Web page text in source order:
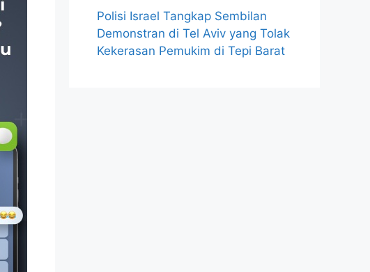
Polisi Israel Tangkap Sembilan
Demonstran di Tel Aviv yang Tolak
Kekerasan Pemukim di Tepi Barat